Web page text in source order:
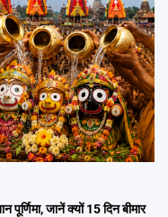
जानें क्यों 15 दिन बीमार